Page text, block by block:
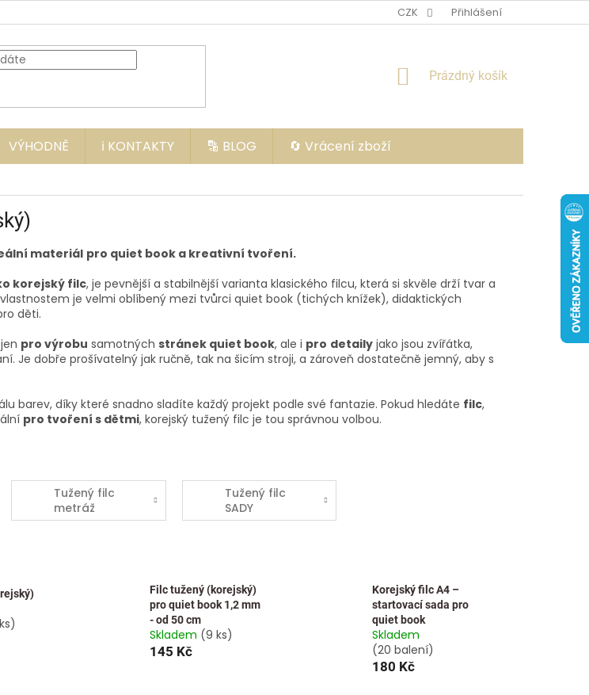
CZK Přihlášení
NÁKUPNÍ
Prázdný košík
VÝHODNĚ ℹ️ KONTAKTY 🔡 BLOG 🔄 Vrácení zboží
materiál pro quiet book a kreativní tvoření.
korejský filc, je pevnější a stabilnější varianta klasického filcu, která si skvěle drží tvar a
je velmi oblíbený mezi tvůrci quiet book (tichých knížek), didaktických
děti.
pro výrobu samotných stránek quiet book, ale i pro detaily jako jsou zvířátka,
Je dobře prošívatelný jak ručně, tak na šicím stroji, a zároveň dostatečně jemný, aby s
barev, díky které snadno sladíte každý projekt podle své fantazie. Pokud hledáte filc,
pro tvoření s dětmi, korejský tužený filc je tou správnou volbou.
Tužený filc
metráž
Tužený filc
SADY
Filc tužený (korejský)
pro quiet book 1,2 mm
- od 50 cm
Skladem (9 ks)
145 Kč
Korejský filc A4 –
startovací sada pro
quiet book
Skladem
(20 balení)
180 Kč